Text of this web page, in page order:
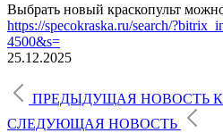
Выбрать новый краскопульт
https://specokraska.ru/search/
4500&s=
25.12.2025
ПРЕДЫДУЩАЯ НОВОСТЬ
СЛЕДУЮЩАЯ НОВОСТЬ